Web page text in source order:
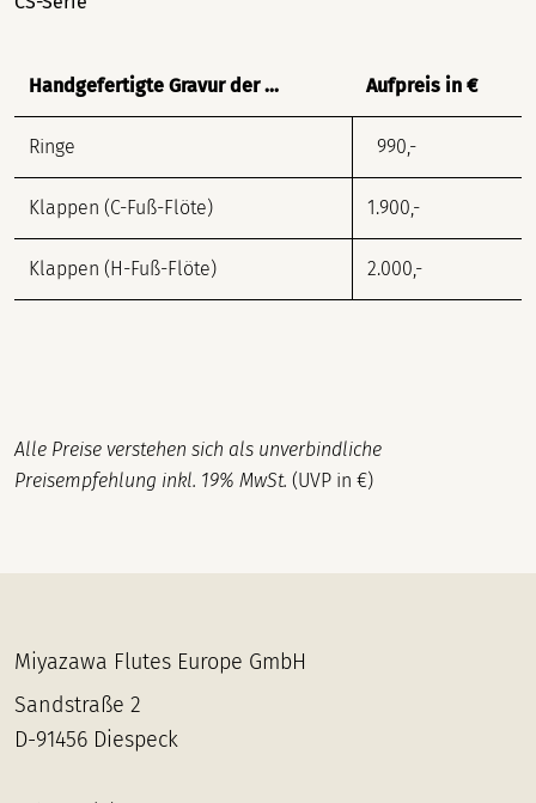
Handgefertigte Gravur der ... Aufpreis in €
Ringe 990,-
Klappen (C-Fuß-Flöte) 1.900,-
Klappen (H-Fuß-Flöte) 2.000,-
Alle Preise verstehen sich als unverbindliche
Preisempfehlung inkl. 19% MwSt. (UVP in €)
Miyazawa Flutes Europe GmbH
Sandstraße 2
D-91456 Diespeck